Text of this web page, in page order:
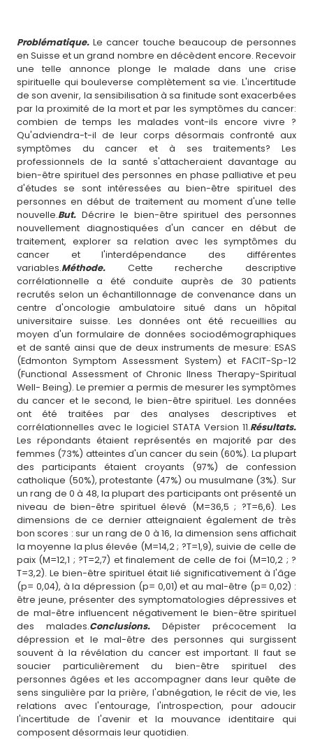
Problématique. Le cancer touche beaucoup de personnes
en Suisse et un grand nombre en décèdent encore. Recevoir
une telle annonce plonge le malade dans une crise
spirituelle qui bouleverse complètement sa vie. L'incertitude
de son avenir, la sensibilisation à sa finitude sont exacerbées
par la proximité de la mort et par les symptômes du cancer:
combien de temps les malades vont-ils encore vivre ?
Qu'adviendra-t-il de leur corps désormais confronté aux
symptômes du cancer et à ses traitements? Les
professionnels de la santé s'attacheraient davantage au
bien-être spirituel des personnes en phase palliative et peu
d'études se sont intéressées au bien-être spirituel des
personnes en début de traitement au moment d'une telle
nouvelle.But. Décrire le bien-être spirituel des personnes
nouvellement diagnostiquées d'un cancer en début de
traitement, explorer sa relation avec les symptômes du
cancer et l'interdépendance des différentes
variables.Méthode.
Cette recherche descriptive
corrélationnelle a été conduite auprès de 30 patients
recrutés selon un échantillonnage de convenance dans un
centre d'oncologie ambulatoire situé dans un hôpital
universitaire suisse. Les données ont été recueillies au
moyen d'un formulaire de données sociodémographiques
et de santé ainsi que de deux instruments de mesure: ESAS
(Edmonton Symptom Assessment System) et FACIT-Sp-12
(Functional Assessment of Chronic Ilness Therapy-Spiritual
Well- Being). Le premier a permis de mesurer les symptômes
du cancer et le second, le bien-être spirituel. Les données
ont été traitées par des analyses descriptives et
corrélationnelles avec le logiciel STATA Version 11.Résultats.
Les répondants étaient représentés en majorité par des
femmes (73%) atteintes d'un cancer du sein (60%). La plupart
des participants étaient croyants (97%) de confession
catholique (50%), protestante (47%) ou musulmane (3%). Sur
un rang de 0 à 48, la plupart des participants ont présenté un
niveau de bien-être spirituel élevé (M=36,5 ; ?T=6,6). Les
dimensions de ce dernier atteignaient également de très
bon scores : sur un rang de 0 à 16, la dimension sens affichait
la moyenne la plus élevée (M=14,2 ; ?T=1,9), suivie de celle de
paix (M=12,1 ; ?T=2,7) et finalement de celle de foi (M=10,2 ; ?
T=3,2). Le bien-être spirituel était lié significativement à l'âge
(p= 0,04), à la dépression (p= 0,01) et au mal-être (p= 0,02) :
être jeune, présenter des symptomatologies dépressives et
de mal-être influencent négativement le bien-être spirituel
des malades.Conclusions.
Dépister précocement la
dépression et le mal-être des personnes qui surgissent
souvent à la révélation du cancer est important. Il faut se
soucier particulièrement du bien-être spirituel des
personnes âgées et les accompagner dans leur quête de
sens singulière par la prière, l'abnégation, le récit de vie, les
relations avec l'entourage, l'introspection, pour adoucir
l'incertitude de l'avenir et la mouvance identitaire qui
composent désormais leur quotidien.